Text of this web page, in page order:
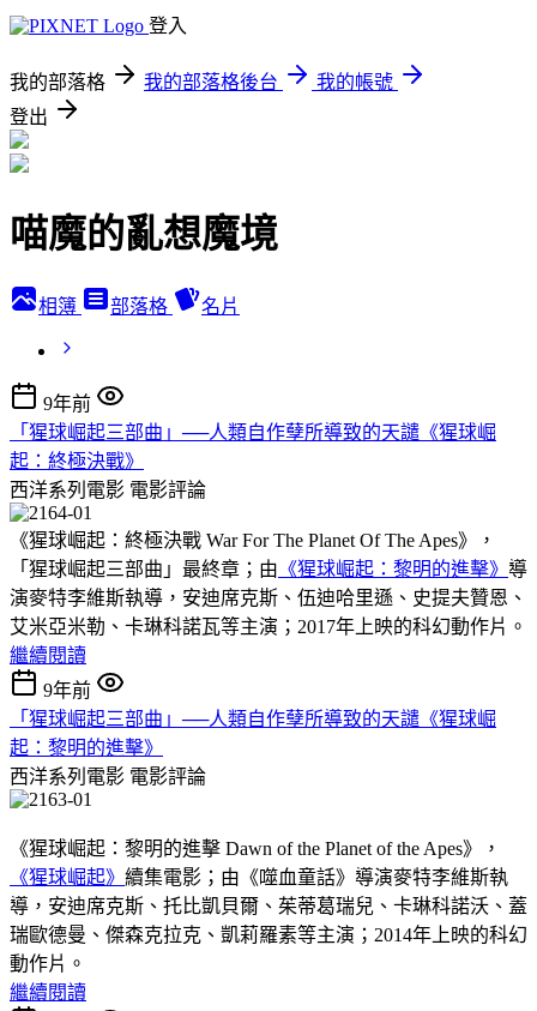
登入
我的部落格 我的部落格後台
我的帳號
登出
喵魔的亂想魔境
相簿 部落格 名片
9年前
「猩球崛起三部曲」──人類自作孽所導致的天譴《猩球崛
起：終極決戰》
西洋系列電影 電影評論
《猩球崛起：終極決戰 War For The Planet Of The Apes》，
「猩球崛起三部曲」最終章；由 《猩球崛起：黎明的進擊》 導
演麥特李維斯執導，安迪席克斯、伍迪哈里遜、史提夫贊恩、
艾米亞米勒、卡琳科諾瓦等主演；2017年上映的科幻動作片。
繼續閱讀
9年前
「猩球崛起三部曲」──人類自作孽所導致的天譴《猩球崛
起：黎明的進擊》
西洋系列電影 電影評論
《猩球崛起：黎明的進擊 Dawn of the Planet of the Apes》，
《猩球崛起》 續集電影；由《噬血童話》導演麥特李維斯執
導，安迪席克斯、托比凱貝爾、茱蒂葛瑞兒、卡琳科諾沃、蓋
瑞歐德曼、傑森克拉克、凱莉羅素等主演；2014年上映的科幻
動作片。
繼續閱讀